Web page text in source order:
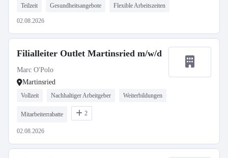
Teilzeit Gesundheitsangebote Flexible Arbeitszeiten
02.08.2026
Filialleiter Outlet Martinsried m/w/d
Marc O'Polo
Martinsried
Vollzeit Nachhaltiger Arbeitgeber Weiterbildungen
Mitarbeiterrabatte 2
02.08.2026